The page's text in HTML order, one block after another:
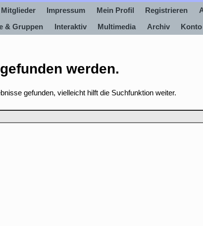
Mitglieder Impressum Mein Profil Registrieren
& Gruppen Interaktiv Multimedia Archiv Konto
werden.
gefunden, vielleicht hilft die Suchfunktion weiter.